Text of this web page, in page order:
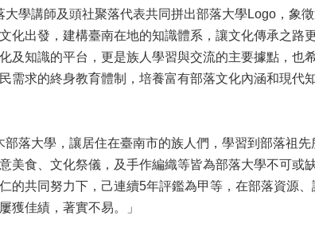
學講師及頭社聚落代表共同拼出部落大學Logo，象
化出發，建構臺南在地的知識體系，讓文化傳承之路
及知識的平台，更是族人學習與交流的主要據點，也
需求的終身教育體制，培養富有部落文化內涵和現代
落大學，讓居住在臺南市的族人們，學習到部落祖先
美食、文化祭儀，及手作編織等皆為部落大學不可或
的共同努力下，己連續5年評鑑為甲等，在部落資源
獲佳績，著實不易。」